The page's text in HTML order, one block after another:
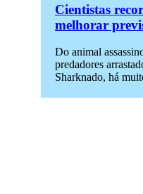
Cientistas
melhorar
Do animal
predadores
Sharknado, há